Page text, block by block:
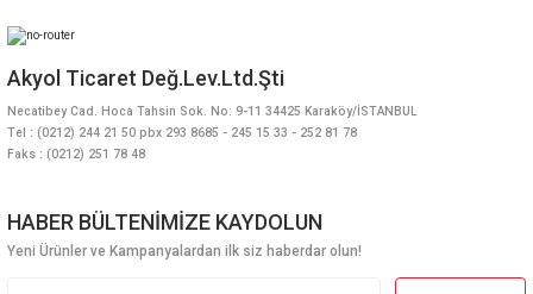
Akyol Ticaret Değ.Lev.Ltd.Şti
Necatibey Cad. Hoca Tahsin Sok. No: 9-11 34425 Karaköy/İSTANBUL
Tel : (0212) 244 21 50 pbx 293 8685 - 245 15 33 - 252 81 78
Faks : (0212) 251 78 48
HABER BÜLTENİMİZE KAYDOLUN
Yeni Ürünler ve Kampanyalardan ilk siz haberdar olun!